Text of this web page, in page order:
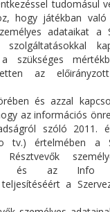
tudomásul
hogy játékban
adataikat a
szükséges
az
és azzal
az információs
szóló 2011.
tv.) értelmében a
és az Info
a